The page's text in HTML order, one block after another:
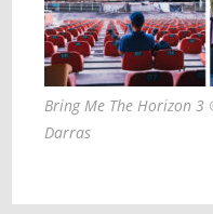
Bring Me The Horizon 3
Darras